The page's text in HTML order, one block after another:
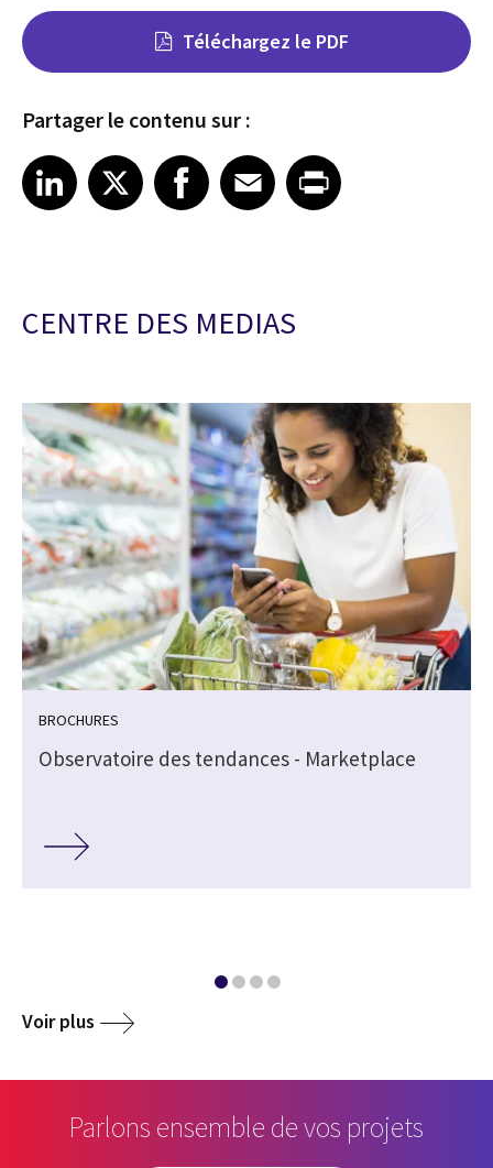
Téléchargez le PDF
Partager le contenu sur :
Share on LinkedIn
LinkedIn
Share on X Share on FacebookFacebook
Share on EmailEmailShare on Print
CENTRE DES MEDIAS
BROCHURES
Observatoire des tendances - Marketplace
Voir plus
Parlons ensemble de vos projets